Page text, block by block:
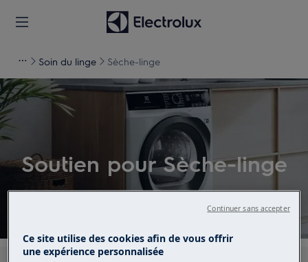
Soin du linge Sèche-linge
Soutien pour Sèche-linge
Ce site utilise des cookies afin de vous offrir
une expérience personnalisée
Continuer sans accepter